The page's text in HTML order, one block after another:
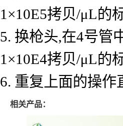
1×10E5拷贝/μL的
5. 换枪头,在4号管
1×10E4拷贝/μL的
6. 重复上面的操
相关产品：